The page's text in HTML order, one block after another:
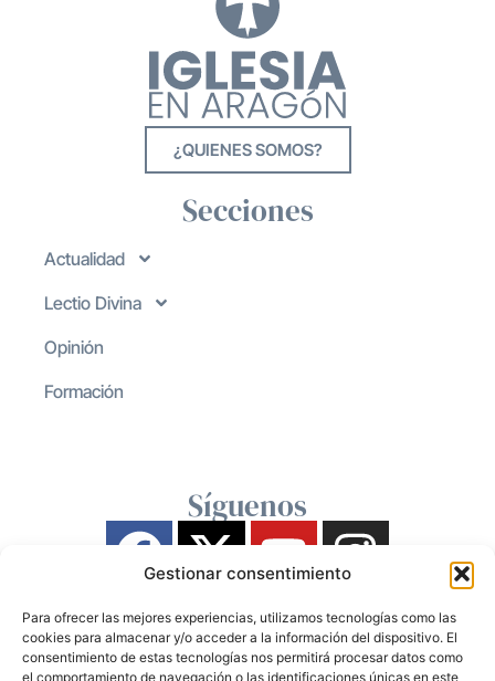
Gestionar consentimiento
Para ofrecer las mejores experiencias, utilizamos tecnologías como las
cookies para almacenar y/o acceder a la información del dispositivo. El
consentimiento de estas tecnologías nos permitirá procesar datos como
el comportamiento de navegación o las identificaciones únicas en este
¿QUIENES SOMOS?
Secciones
Actualidad
Lectio Divina
Opinión
Formación
Síguenos